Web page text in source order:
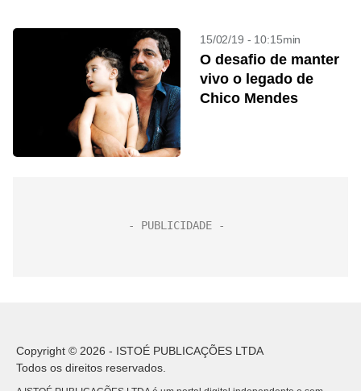
15/02/19 - 10:15min
O desafio de manter
vivo o legado de
Chico Mendes
Copyright © 2026 - ISTOÉ PUBLICAÇÕES LTDA
Todos os direitos reservados.